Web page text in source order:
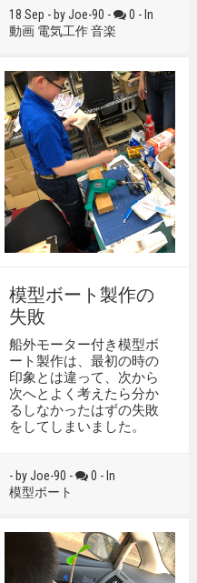
18 Sep - by Joe-90 -
0 - In
動画 電気工作 音楽
模型ボート製作の
失敗
船外モーター付き模型ボ
ート製作は、最初の時の
印象とは違って、次から
次へとよく考えたら分か
るしなかったはずの失敗
をしてしまいました。
- by Joe-90 -
0 - In
模型ボート